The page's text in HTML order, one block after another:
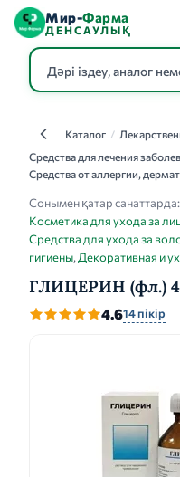
Мир-Фарма
ДЕНСАУЛЫҚ
КаталогКаталог /
Средства для лечения
Средства от аллергии,
Сонымен қатар санаттарда:
Косметика для ухода за
Средства для ухода за
гигиены, Декоративная и
ГЛИЦЕРИН (фл.)
4.614 пікір